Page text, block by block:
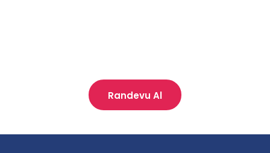
Randevu Al